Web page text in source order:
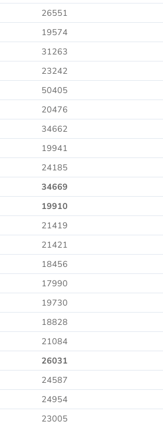
26551
19574
31263
23242
50405
20476
34662
19941
24185
34669
19910
21419
21421
18456
17990
19730
18828
21084
26031
24587
24954
23005